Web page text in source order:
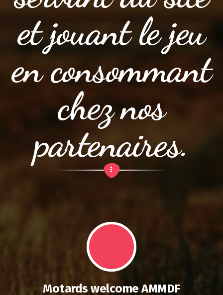
et jouant le jeu
en consommant
chez nos
partenaires.
Motards welcome AMMDF